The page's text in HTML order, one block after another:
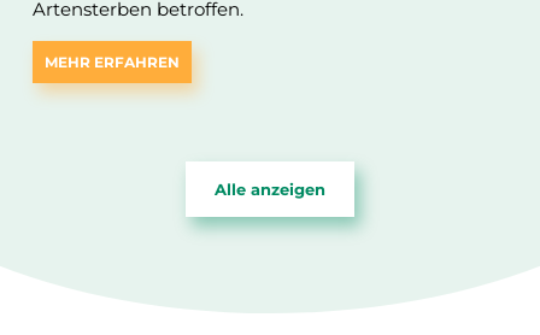
Artensterben betroffen.
MEHR ERFAHREN
Alle anzeigen